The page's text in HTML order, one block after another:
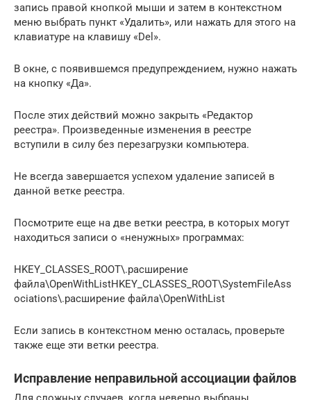
запись правой кнопкой мыши и затем в контекстном
меню выбрать пункт «Удалить», или нажать для этого на
клавиатуре на клавишу «Del».
В окне, с появившемся предупреждением, нужно нажать
на кнопку «Да».
После этих действий можно закрыть «Редактор
реестра». Произведенные изменения в реестре
вступили в силу без перезагрузки компьютера.
Не всегда завершается успехом удаление записей в
данной ветке реестра.
Посмотрите еще на две ветки реестра, в которых могут
находиться записи о «ненужных» программах:
HKEY_CLASSES_ROOT\.расширение
файла\OpenWithListHKEY_CLASSES_ROOT\SystemFileAss
ociations\.расширение файла\OpenWithList
Если запись в контекстном меню осталась, проверьте
также еще эти ветки реестра.
Исправление неправильной ассоциации файлов